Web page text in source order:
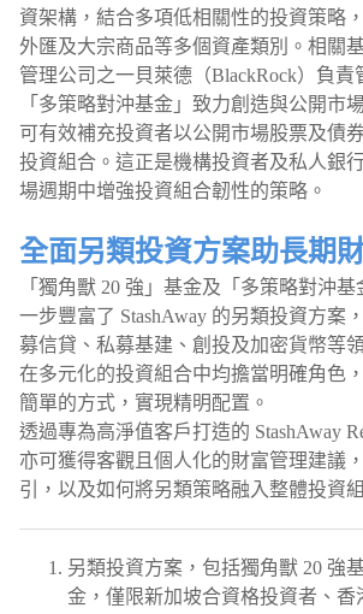
資架構，結合多項低相關性的投資策略
外匯及大宗商品等多個資產類別。相關
管理公司之一貝萊德（BlackRock）負責
「多策略對沖基金」致力創造與公開市
可有效補充投資者以公開市場股票及債
投資組合。這正是機構投資者及私人銀
場週期中增強投資組合韌性的策略。
全面另類投資方案助長期
「獨角獸 20 強」基金及「多策略對沖
一步豐富了 StashAway 的另類投資方案
募信貸、私募基建、創投及加密貨幣等
在多元化的投資組合中均擔當明確角色
簡單的方式，實現精明配置。
透過專為高淨值客戶打造的 StashAway
亦可獲得客觀且個人化的財富管理建議
引，以及如何將另類策略融入整體投資
另類投資方案，包括獨角獸 20 強
金，僅限新加坡合資格投資者、香